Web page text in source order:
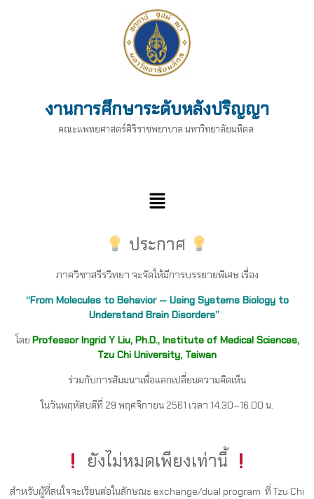
งานการศึกษาระดับหลังปริญญา
คณะแพทยศาสตร์ศิริราชพยาบาล มหาวิทยาลัยมหิดล
ประกาศ
ภาควิชาสรีรวิทยา จะจัดให้มีการบรรยายพิเศษ เรื่อง
“From Molecules to Behavior — Using Systems Biology to
Understand Brain Disorders”
โดย Professor Ingrid Y Liu, Ph.D., Institute of Medical Sciences,
Tzu Chi University, Taiwan
ร่วมกับการสัมมนาเพื่อแลกเปลี่ยนความคิดเห็น
ในวันพฤหัสบดีที่ 29 พฤศจิกายน 2561 เวลา 14.30–16.00 น.
ยังไม่หมดเพียงเท่านี้
สำหรับผู้ที่สนใจจะเรียนต่อในลักษณะ exchange/dual program ที่ Tzu Chi